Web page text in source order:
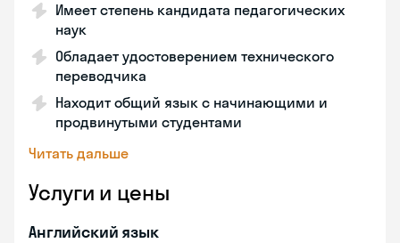
Имеет степень кандидата педагогических
наук
Обладает удостоверением технического
переводчика
Находит общий язык с начинающими и
продвинутыми студентами
Читать дальше
Услуги и цены
Английский язык